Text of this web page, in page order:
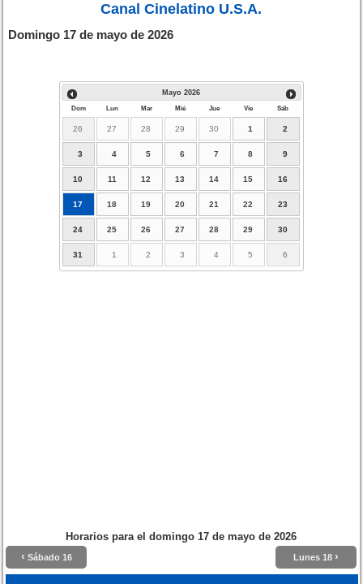
Canal Cinelatino U.S.A.
Domingo 17 de mayo de 2026
Mayo 2026
Dom Lun Mar Mié Jue Vie Sáb
26 27 28 29 30 1 2
3 4 5 6 7 8 9
10 11 12 13 14 15 16
17 18 19 20 21 22 23
24 25 26 27 28 29 30
31 1 2 3 4 5 6
Horarios para eldomingo 17 de mayo de 2026
‹ Sábado 16 Lunes 18 ›